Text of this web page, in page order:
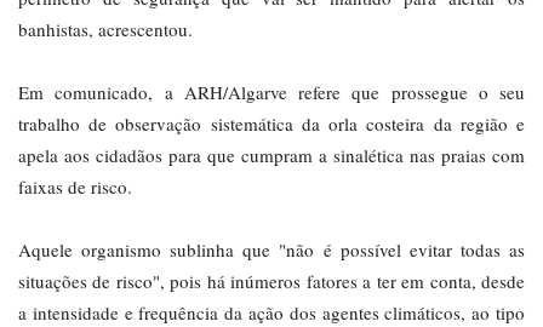
banhistas, acrescentou.
Em comunicado, a ARH/Algarve refere que prossegue o seu
trabalho de observação sistemática da orla costeira da região e
apela aos cidadãos para que cumpram a sinalética nas praias com
faixas de risco.
Aquele organismo sublinha que "não é possível evitar todas as
situações de risco", pois há inúmeros fatores a ter em conta, desde
a intensidade e frequência da ação dos agentes climáticos, ao tipo